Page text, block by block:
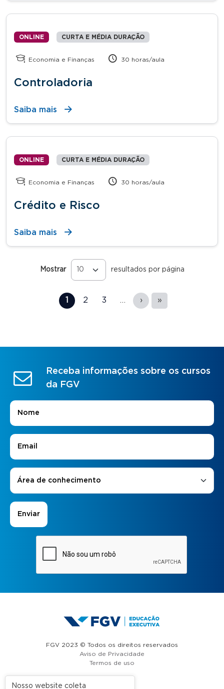
ONLINE CURTA E MÉDIA DURAÇÃO
Economia e Finanças 30 horas/aula
Controladoria
Saiba mais
ONLINE CURTA E MÉDIA DURAÇÃO
Economia e Finanças 30 horas/aula
Crédito e Risco
Saiba mais
Mostrar resultados por página
1 2 3 … › »
Receba informações sobre os cursos
da FGV
Nome
E-mail
Áreas de Interesse
Área de conhecimento
FGV 2023 © Todos os direitos reservados
Aviso de Privacidade
Termos de uso
Nosso website coleta